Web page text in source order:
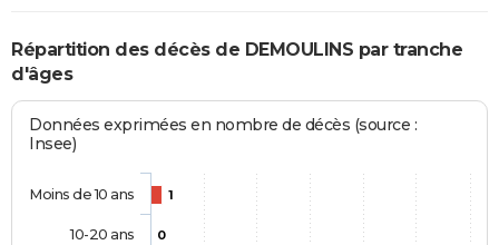
Répartition des décès de DEMOULINS par tranche
d'âges
Données exprimées en nombre de décès (source :
Insee)
1
0
Moins de 10 ans
10-20 ans